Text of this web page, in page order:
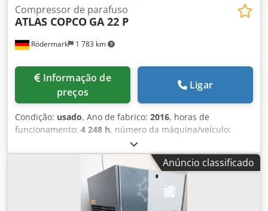
Rödermark 1 783 km
Compressor de parafuso
ATLAS COPCO GA 22 P
preços
Ligar
Condição: usado, Ano de fabrico: 2016, horas de
funcionamento: 4 248 h, número da máquina/veículo:
, Lg.Nr. 25371 Dados técnicos: Codpfsycg Hhsx
Alnsrf - Horas de funcionamento: 4248 h - Horas de
funcionamento sob carga: 1978 h - Pressão de trabalho: 10
bar - Vazão: 3,34 m³/min - Acionamento: 400 V / 22 kW -
Velocidade do motor: 3000 rpm - Espaço necessário: aprox.
L 1300 x A 1250 x P 800 mm - Peso: aprox. 490 kg
Anúncio classificado